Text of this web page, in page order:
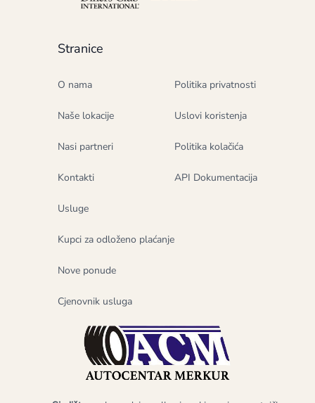
Stranice
O nama
Naše lokacije
Nasi partneri
Kontakti
Usluge
Kupci za odloženo plaćanje
Nove ponude
Cjenovnik usluga
Politika privatnosti
Uslovi koristenja
Politika kolačića
API Dokumentacija